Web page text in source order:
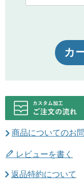
カ
商品についてのお
レビューを書く
返品特約について